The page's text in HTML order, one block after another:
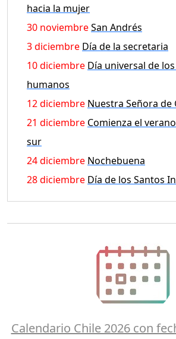
hacia la mujer
30 noviembreSan Andrés
3 diciembre Día de la secretaria
10 diciembre Día universal de
humanos
12 diciembre Nuestra Señora de
21 diciembre Comienza el
sur
24 diciembre Nochebuena
28 diciembre Día de los Santos
Calendario Chile 2026 con